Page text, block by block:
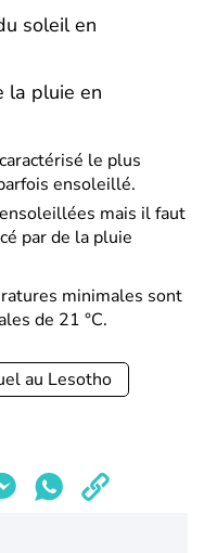
soleil en
la pluie en
le plus
ensoleillé.
mais il faut
par de la pluie
minimales sont
de 21 °C.
au Lesotho